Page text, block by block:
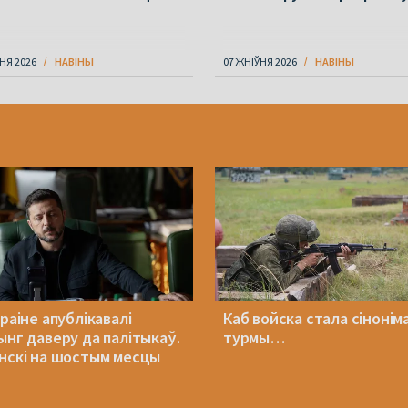
2026 НАВІНЫ 07 ЖНІЎНЯ 2026 НАВІНЫ
апублікавалі
даверу да палітыкаў.
на шостым месцы
Каб войска стала
турмы…